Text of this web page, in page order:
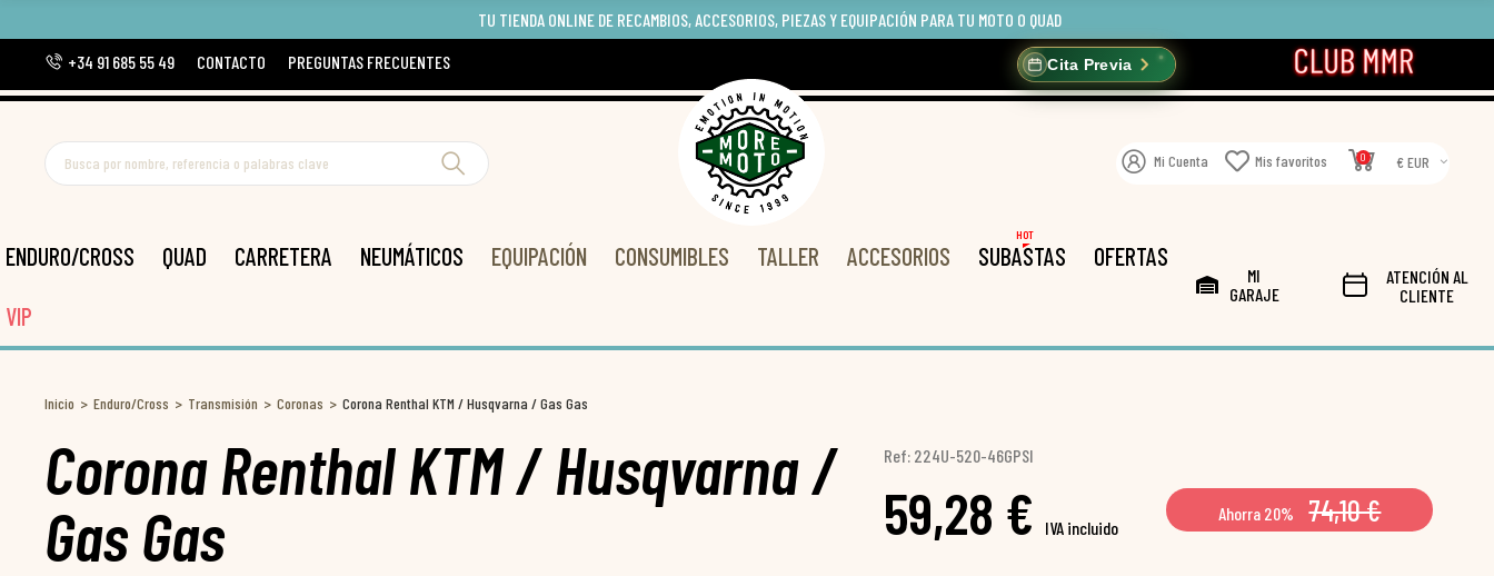
TU TIENDA ONLINE DE RECAMBIOS, ACCESORIOS, PIEZAS Y EQUIPACIÓN PARA TU MOTO O QUAD
+34 91 685 55 49
CONTACTO PREGUNTAS FRECUENTES Cita Previa
Mi Cuenta Mis favoritos 0 € EUR
ENDURO/CROSS QUAD CARRETERA NEUMÁTICOS EQUIPACIÓN CONSUMIBLES TALLER ACCESORIOS SUBASTAS
HOT
OFERTAS
VIP
MI
GARAJE
ATENCIÓN AL
CLIENTE
Inicio Enduro/Cross Transmisión Coronas Corona Renthal KTM / Husqvarna / Gas Gas
Corona Renthal KTM / Husqvarna /
Gas Gas
Ref: 224U-520-46GPSI
59,28 € IVA incluido
Ahorra 20% 74,10 €